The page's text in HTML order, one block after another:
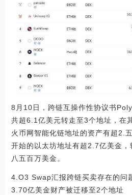
8月10日，跨链互操作性协议书
共超6.1亿美元转走至3个地址，在
火币网智能化链地址的资产有超2.
开始的以太坊地址有超2.7亿美金
八五百万美金。
4.O3 Swap汇报跨链买卖存在的问
3.70亿美金财产被迁移至2个地址